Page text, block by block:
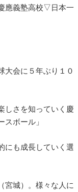
應義塾高校▽日本一
大会に５年ぶり１０
しさを知っていく慶
ボール」
にも成長していく選
宮城）。様々な人に